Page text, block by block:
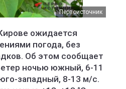
Первоисточник
ожидается
погода, без
Об этом сообщает
ночью южный, 6-11
западный, 8-13 м/с.